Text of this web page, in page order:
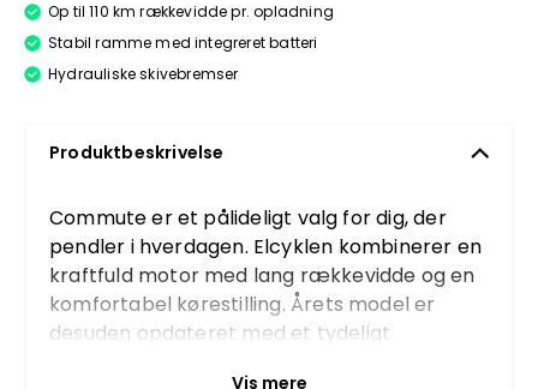
Op til 110 km rækkevidde pr. opladning
Stabil ramme med integreret batteri
Hydrauliske skivebremser
Produktbeskrivelse
Commute er et pålideligt valg for dig, der
pendler i hverdagen. Elcyklen kombinerer en
kraftfuld motor med lang rækkevidde og en
komfortabel kørestilling. Årets model er
desuden opdateret med et tydeligt
Vis mere